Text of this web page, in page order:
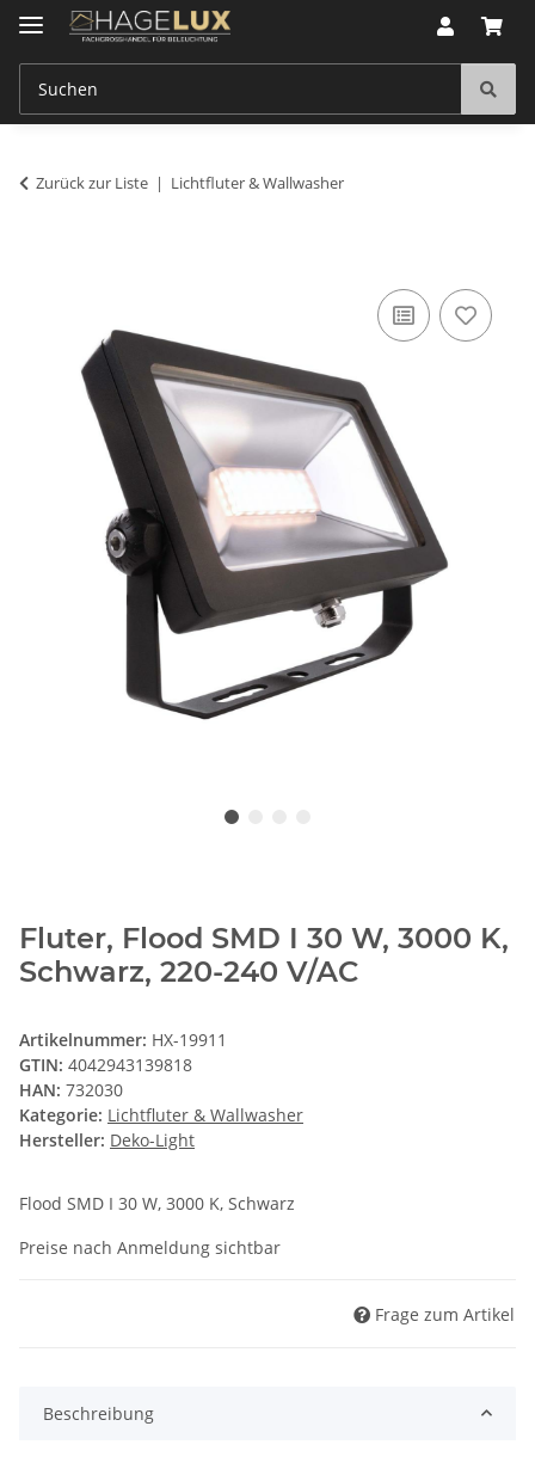
Zurück zur Liste Lichtfluter & Wallwasher
Fluter, Flood SMD I 30 W, 3000 K,
Schwarz, 220-240 V/AC
Artikelnummer: HX-19911
GTIN: 4042943139818
HAN: 732030
Kategorie: Lichtfluter & Wallwasher
Hersteller: Deko-Light
Flood SMD I 30 W, 3000 K, Schwarz
Preise nach Anmeldung sichtbar
Frage zum Artikel
Beschreibung